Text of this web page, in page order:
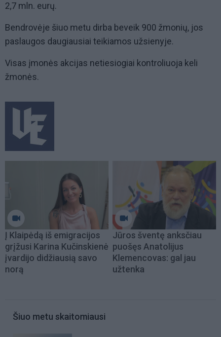
2,7 mln. eurų.
Bendrovėje šiuo metu dirba beveik 900 žmonių, jos
paslaugos daugiausiai teikiamos užsienyje.
Visas įmonės akcijas netiesiogiai kontroliuoja keli
žmonės.
Į Klaipėdą iš emigracijos
grįžusi Karina Kučinskienė
įvardijo didžiausią savo
norą
Jūros šventę anksčiau
puošęs Anatolijus
Klemencovas: gal jau
užtenka
Šiuo metu skaitomiausi